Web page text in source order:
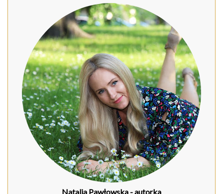
Natalia Pawłowska - autorka